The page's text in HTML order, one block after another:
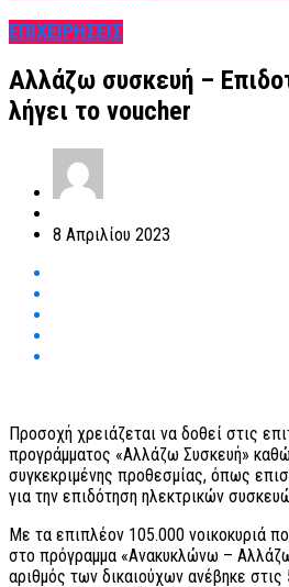
ΕΠΙΧΕΙΡΗΣΕΙΣ
Αλλάζω συσκευή –
λήγει το voucher
8 Απριλίου 2023
Προσοχή χρειάζεται να δοθεί στις
προγράμματος «Αλλάζω Συσκευή»
συγκεκριμένης προθεσμίας, όπως
για την επιδότηση ηλεκτρικών
Με τα επιπλέον 105.000 νοικοκυριά
στο πρόγραμμα «Ανακυκλώνω –
αριθμός των δικαιούχων ανέβηκε στις